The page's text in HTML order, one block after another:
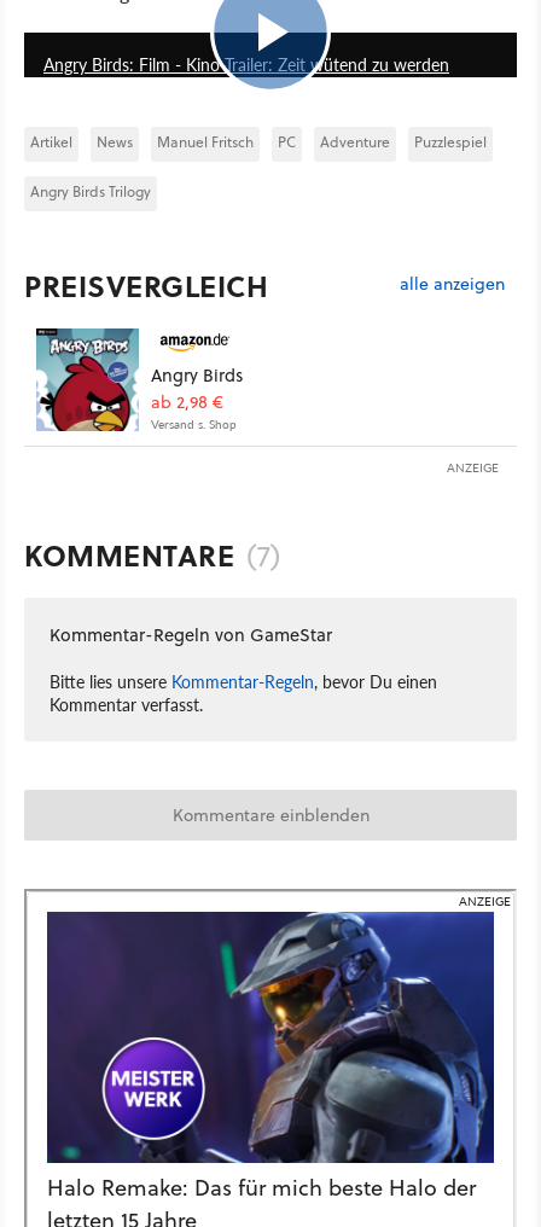
Angry Birds: Film - Kino-Trailer: Zeit wütend zu werden
Artikel News Manuel Fritsch PC Adventure Puzzlespiel
Angry Birds Trilogy
PREISVERGLEICH alle anzeigen
Angry Birds
ab 2,98 €
Versand s. Shop
ANZEIGE
KOMMENTARE (7)
Kommentar-Regeln von GameStar
Bitte lies unsere Kommentar-Regeln, bevor Du einen
Kommentar verfasst.
Kommentare einblenden